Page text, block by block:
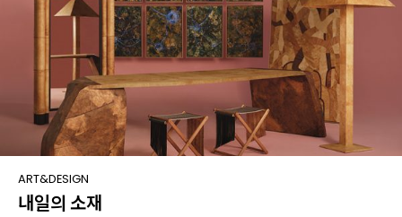
내일의
소재
ART&DESIGN
내일의 소재